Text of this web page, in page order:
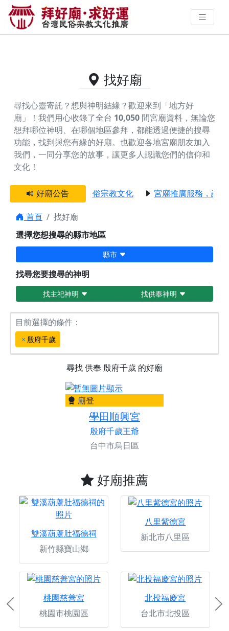
供奉殷府千歲的好廟資料｜拜好廟
求好運 找到與您有緣的信仰
找好廟
尋找心靈寄託？想與神明結緣？歡迎來到「地方好
廟」！我們用心收錄了全台 10,050 間宮廟資料，無論您
想拜哪位神明、在哪個地區參拜，都能透過便捷的搜尋
功能，找到與您有緣的好廟。 也歡迎各地宮廟朋友加入
我們，一同分享您的故事，讓更多人認識您們的信仰和
文化！
好廟公告
助支持我們推廣台灣民俗宗教文化 宮廟推廣服務，讓
首頁
找好廟
選擇您想搜尋的縣市地區
縣市
找尋您要搜尋的神明
找主祀神明 找供奉神明
目前選擇的條件：
殷府千歲
尋找供奉 殷府千歲 的好廟
廟登
學田順興宮
殷府千歲王爺
台中市烏日區
好廟推薦
雙溪葫蘆肚福德祠
新竹縣寶山鄉
八里紫德宮
新北市八里區
桃園慈善宮
桃園市桃園區
北投福慶宮
台北市北投區
Previous